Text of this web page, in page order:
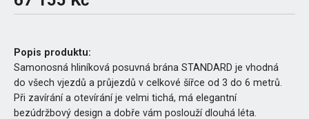
Popis produktu:
Samonosná hliníková posuvná brána STANDARD je vhodná
do všech vjezdů a průjezdů v celkové šířce od 3 do 6 metrů.
Při zavírání a otevírání je velmi tichá, má elegantní
bezúdržbový design a dobře vám poslouží dlouhá léta.